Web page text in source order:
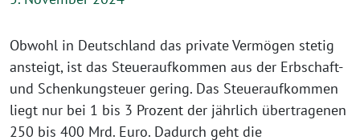
Obwohl in Deutschland das private Vermögen stetig
ansteigt, ist das Steueraufkommen aus der Erbschaft-
und Schenkungsteuer gering. Das Steueraufkommen
liegt nur bei 1 bis 3 Prozent der jährlich übertragenen
250 bis 400 Mrd. Euro. Dadurch geht die